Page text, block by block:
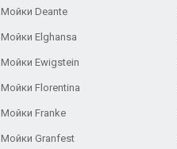
Мойки Deante
Мойки Elghansa
Мойки Ewigstein
Мойки Florentina
Мойки Franke
Мойки Granfest